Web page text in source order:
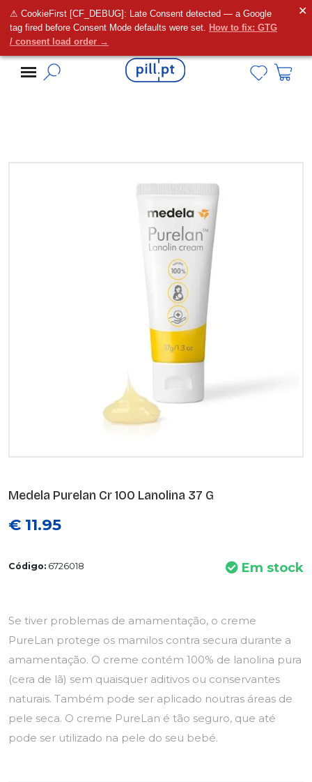
⚠ CookieFirst [CF_DEBUG]: Late Consent detected — a Google
tag fired before Consent Mode defaults were set. How to fix: GTG
/ consent load order →
✕
Alguma dúvida?
Medela Purelan Cr 100 Lanolina 37 G
€ 11.95
Código: 6726018 Em stock
Se tiver problemas de amamentação, o creme
PureLan protege os mamilos contra secura durante a
amamentação. O creme contém 100% de lanolina pura
(cera de lã) sem quaisquer aditivos ou conservantes
naturais. Também pode ser aplicado noutras áreas de
pele seca. O creme PureLan é tão seguro, que até
pode ser utilizado na pele do seu bebé.